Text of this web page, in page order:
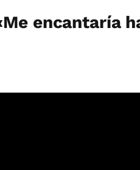
encantaría